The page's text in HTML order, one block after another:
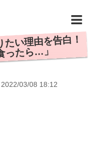
い理由を告白！
ったら…」
2022/03/08 18:12